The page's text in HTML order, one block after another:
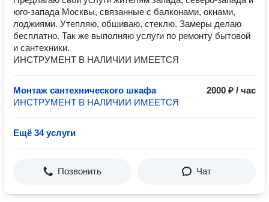
юго-запада Москвы, связанные с балконами, окнами,
лоджиями. Утепляю, обшиваю, стеклю. Замеры делаю
бесплатно. Так же выполняю услуги по ремонту бытовой
и сантехники.
ИНСТРУМЕНТ В НАЛИЧИИ ИМЕЕТСЯ
Монтаж сантехнического шкафа
2000 ₽ / час
ИНСТРУМЕНТ В НАЛИЧИИ ИМЕЕТСЯ
Ещё 34 услуги
Позвонить Чат